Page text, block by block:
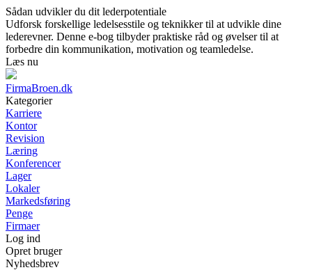
Sådan udvikler du dit lederpotentiale
Udforsk forskellige ledelsesstile og teknikker til at udvikle dine
lederevner. Denne e-bog tilbyder praktiske råd og øvelser til at
forbedre din kommunikation, motivation og teamledelse.
Læs nu
FirmaBroen.dk
Kategorier
Karriere
Kontor
Revision
Læring
Konferencer
Lager
Lokaler
Markedsføring
Penge
Firmaer
Log ind
Opret bruger
Nyhedsbrev